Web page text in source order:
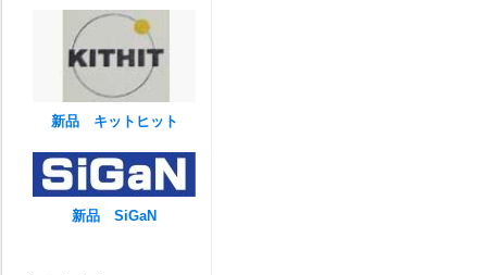
新品 キットヒット
新品 SiGaN